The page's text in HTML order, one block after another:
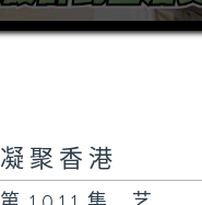
凝聚香港